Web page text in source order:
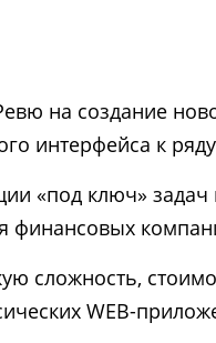
на создание
интерфейса к
«под ключ» задач
финансовых
сложность,
WEB-